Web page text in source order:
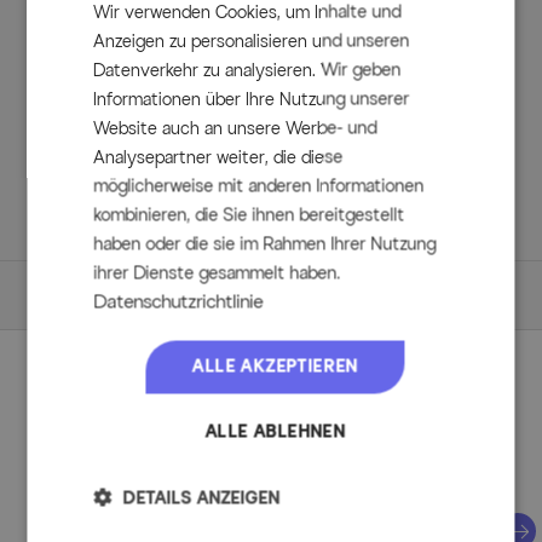
Lieferumfang
1x OUTFLEXX Abdeckhaube für Garten-Essgruppen, ca.
200 x 120 x 85 cm, schwarz, wasserabweisend, UV-
Schutz.
1x Aufbewahrungstasche für die Abdeckhaube, leicht
und platzsparend, passend für ca. 200 x 120 x 85 cm.
Maße
Hochwertiges 420D Ripstop-Gewebe mit TPU-
Atmungsaktiv zur Verhinderung von Schimmelbildung
Perfektionieren Sie Ihren Garten
Wir verwenden Cookies, um Inhalte und
Anzeigen zu personalisieren und unseren
Datenverkehr zu analysieren. Wir geben
Informationen über Ihre Nutzung unserer
Website auch an unsere Werbe- und
Analysepartner weiter, die diese
möglicherweise mit anderen Informationen
kombinieren, die Sie ihnen bereitgestellt
haben oder die sie im Rahmen Ihrer Nutzung
ihrer Dienste gesammelt haben.
Datenschutzrichtlinie
ALLE AKZEPTIEREN
ALLE ABLEHNEN
DETAILS ANZEIGEN